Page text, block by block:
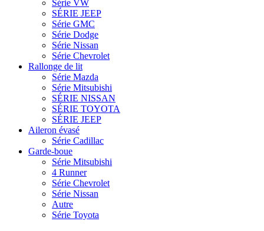
Série VW
SÉRIE JEEP
Série GMC
Série Dodge
Série Nissan
Série Chevrolet
Rallonge de lit
Série Mazda
Série Mitsubishi
SÉRIE NISSAN
SÉRIE TOYOTA
SÉRIE JEEP
Aileron évasé
Série Cadillac
Garde-boue
Série Mitsubishi
4 Runner
Série Chevrolet
Série Nissan
Autre
Série Toyota